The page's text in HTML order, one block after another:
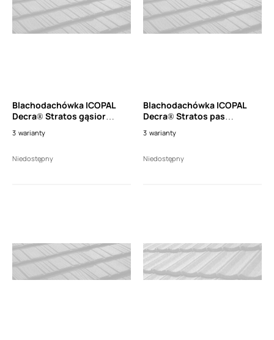
Blachodachówka ICOPAL
Decra® Stratos gąsior
3 warianty
Niedostępny
Blachodachówka ICOPAL
Decra® Stratos pas
1150mm)
3 warianty
Niedostępny